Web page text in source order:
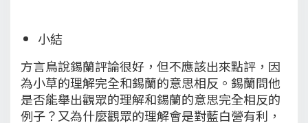
小結
方言鳥說錫蘭評論很好，但不應該出來點評，因
為小草的理解完全和錫蘭的意思相反。錫蘭問他
是否能舉出觀眾的理解和錫蘭的意思完全相反的
例子？又為什麼觀眾的理解會是對藍白營有利，